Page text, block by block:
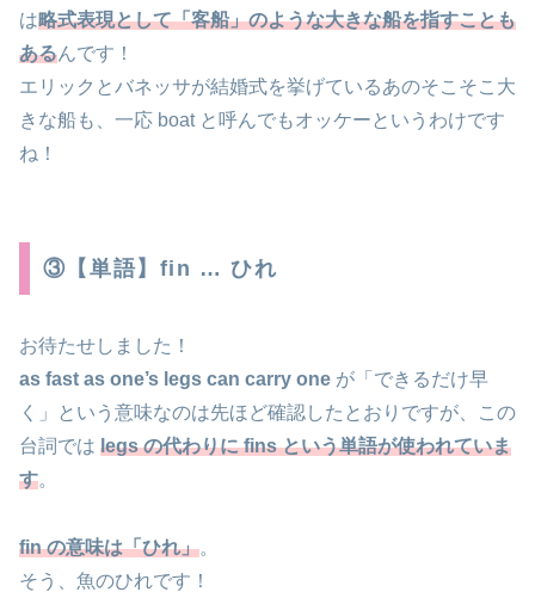
は略式表現として「客船」のような大きな船を指すことも
あるんです！
エリックとバネッサが結婚式を挙げているあのそこそこ大
きな船も、一応 boat と呼んでもオッケーというわけです
ね！
③【単語】fin … ひれ
お待たせしました！
as fast as one’s legs can carry one が「できるだけ早
く」という意味なのは先ほど確認したとおりですが、この
台詞では legs の代わりに fins という単語が使われていま
す。
fin の意味は「ひれ」。
そう、魚のひれです！